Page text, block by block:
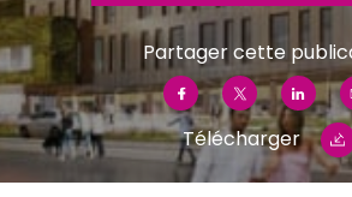
Partager cette
Télécharger